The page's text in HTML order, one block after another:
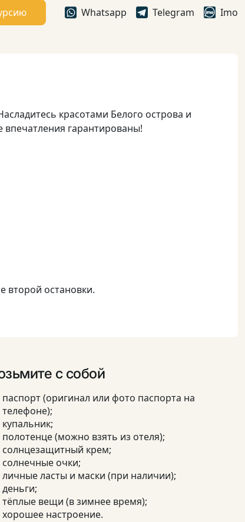
Whatsapp Telegram Imo
красотами Белого острова и
впечатления гарантированы!
второй остановки.
с собой
паспорт (оригинал или фото паспорта на
телефоне);
купальник;
полотенце (можно взять из отеля);
солнцезащитный крем;
солнечные очки;
личные ласты и маски (при наличии);
деньги;
тёплые вещи (в зимнее время);
хорошее настроение.